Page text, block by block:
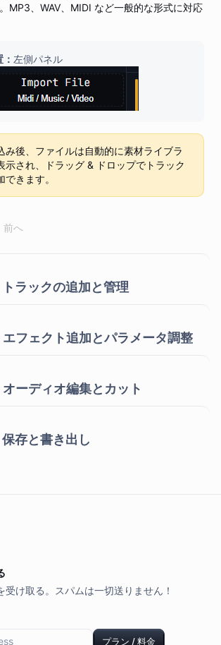
MP3、WAV、MIDI など一般的な形式に対応
： 左側パネル
み後、ファイルは自動的に素材ライブラ
示され、ドラッグ & ドロップでトラック
できます。
前へ
ラックの追加と管理
フェクト追加とパラメータ調整
ーディオ編集とカット
存と書き出し
受け取る。スパムは一切送りません！
プラン / 料金